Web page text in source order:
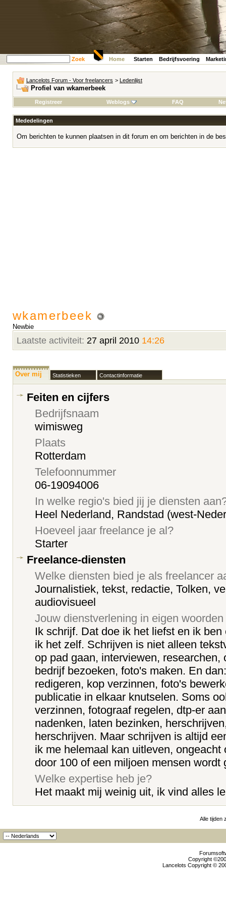
Zoek Home Starten Bedrijfsvoering
Lancelots Forum - Voor freelancers > Ledenlijst
Profiel van wkamerbeek
Registreer Weblogs FAQ
Mededelingen
Om berichten te kunnen plaatsen in dit forum en om berichten in de
wkamerbeek
Newbie
Laatste activiteit: 27 april 2010 14:26
Over mij Statistieken Contactinformatie
Feiten en cijfers
Bedrijfsnaam
wimisweg
Plaats
Rotterdam
Telefoonnummer
06-19094006
In welke regio's bied jij je diensten
Heel Nederland, Randstad (west-
Hoeveel jaar freelance je al?
Starter
Freelance-diensten
Welke diensten bied je als freelancer
Journalistiek, tekst, redactie, Tolken,
audiovisueel
Jouw dienstverlening in eigen woorden
Ik schrijf. Dat doe ik het liefst en ik
ik het zelf. Schrijven is niet alleen
op pad gaan, interviewen, researchen,
bedrijf bezoeken, foto's maken. En
redigeren, kop verzinnen, foto's
publicatie in elkaar knutselen. Soms
verzinnen, fotograaf regelen, dtp-er
nadenken, laten bezinken,
herschrijven. Maar schrijven is altijd
ik me helemaal kan uitleven, ongeacht
door 100 of een miljoen mensen wordt
Welke expertise heb je?
Het maakt mij weinig uit, ik vind alles
Alle tijden
Copyright
Lancelots Copyright ©